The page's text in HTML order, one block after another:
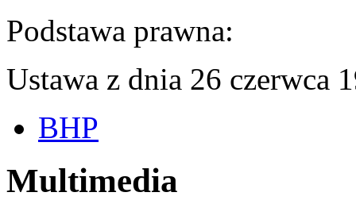
Podstawa prawna:
Ustawa z dnia 26 czerwca
BHP
Multimedia